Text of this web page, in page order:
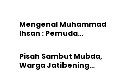
Mengenal Muhammad
Ihsan : Pemuda
Medali Perak Olimpiade
Matematika
Pisah Sambut Mubda,
Warga Jatibening